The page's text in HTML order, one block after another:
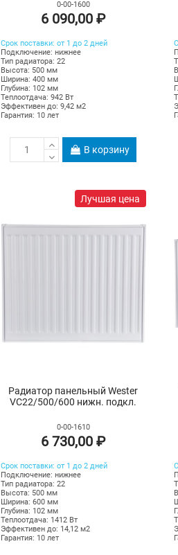
0-00-1600
6 090,00 ₽
Срок поставки: от 1 до 2 дней
Подключение: нижнее
Тип радиатора: 22
Высота: 500 мм
Ширина: 400 мм
Глубина: 102 мм
Теплоотдача: 942 Вт
Эффективен до: 9,42 м2
Гарантия: 10 лет
В корзину
Лучшая цена
Радиатор панельный Wester
VC22/500/600 нижн. подкл.
0-00-1610
6 730,00 ₽
Срок поставки: от 1 до 2 дней
Подключение: нижнее
Тип радиатора: 22
Высота: 500 мм
Ширина: 600 мм
Глубина: 102 мм
Теплоотдача: 1412 Вт
Эффективен до: 14,12 м2
Гарантия: 10 лет